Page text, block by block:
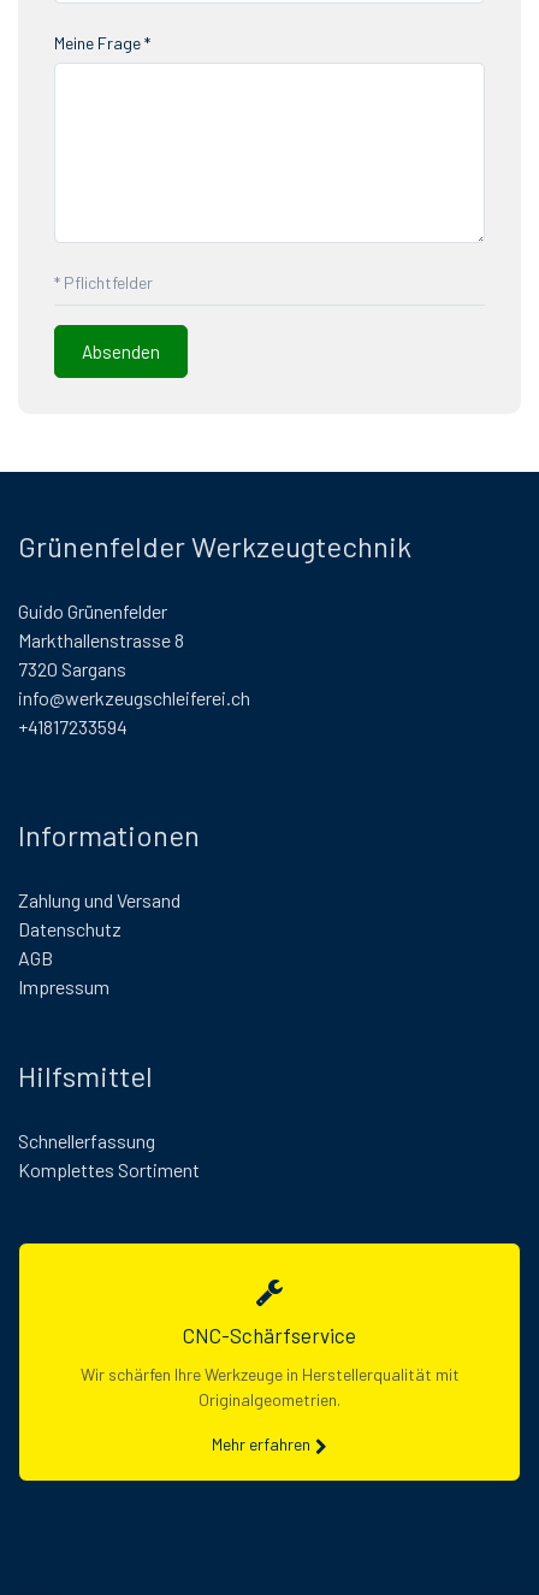
Meine Frage *
* Pflichtfelder
Grünenfelder Werkzeugtechnik
Guido Grünenfelder
Markthallenstrasse 8
7320 Sargans
info@werkzeugschleiferei.ch
+41817233594
Informationen
Zahlung und Versand
Datenschutz
AGB
Impressum
Hilfsmittel
Schnellerfassung
Komplettes Sortiment
CNC-Schärfservice
Wir schärfen Ihre Werkzeuge in Herstellerqualität mit
Originalgeometrien.
Mehr erfahren